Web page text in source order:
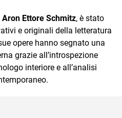
Aron Ettore Schmitz, è stato
e originali della letteratura
opere hanno segnato una
grazie all’introspezione
interiore e all’analisi